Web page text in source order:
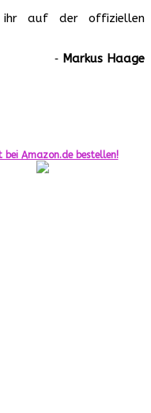
ihr auf der offiziellen
‐ Markus Haage
bei Amazon.de bestellen!